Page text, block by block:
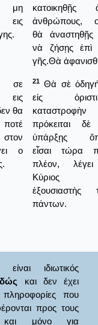
μη
εις
κατοικηθῇς
ἀνθρώπους,
θὰ ἀναστηθῇς
νὰ ζήσῃς ἐπὶ
γῆς.Θὰ
εις
θα
ο
21 Θὰ σὲ
εἰς
καταστροφὴν
πρόκειται
ὑπάρξῃς
εἶσαι τώρα
πλέον,
Κύριος
ἐξουσιαστὴς
πάντων.
ιδιωτικός
και δεν έχει
που
προς τους
και μόνο για